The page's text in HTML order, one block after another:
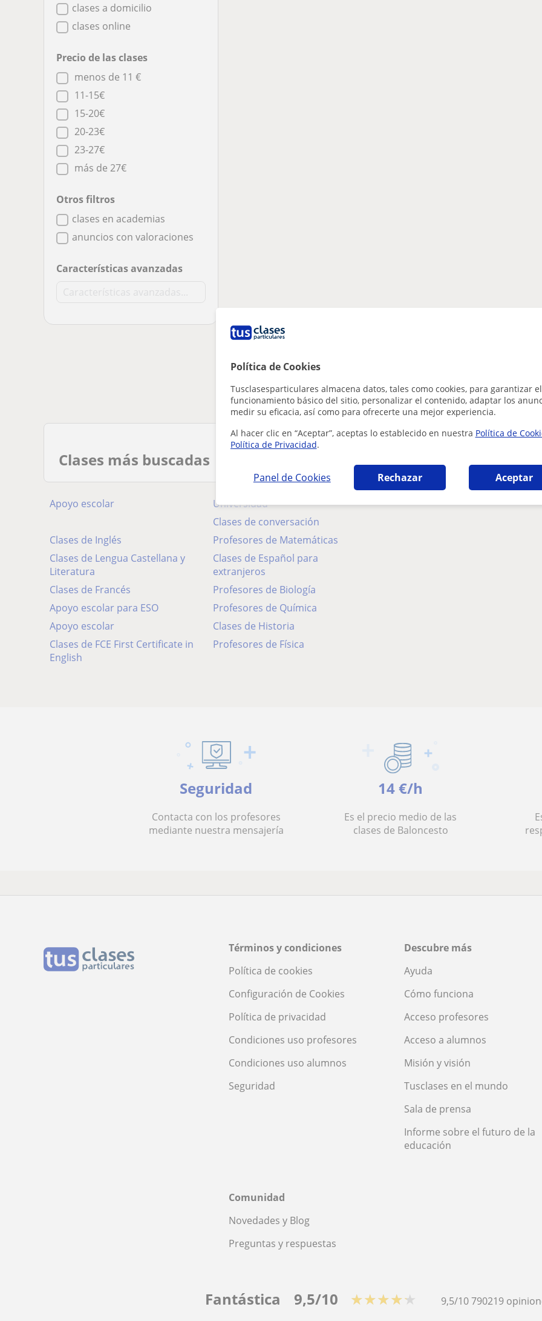
Política de Cookies
Tusclasesparticulares almacena datos, tales como cookies, para garantizar el
funcionamiento básico del sitio, personalizar el contenido, adaptar los
medir su eficacia, así como para ofrecerte una mejor experiencia.
Al hacer clic en “Aceptar”, aceptas lo establecido en nuestra Política de
Política de Privacidad.
Panel de Cookies Rechazar Aceptar
clases a domicilio
clases online
Precio de las clases
menos de 11 €
11-15€
15-20€
20-23€
23-27€
más de 27€
Otros filtros
clases en academias
anuncios con valoraciones
Características avanzadas
Clases más buscadas
Apoyo escolar
Universidad
Clases de conversación
Clases de Inglés
Profesores de Matemáticas
Clases de Lengua Castellana y
Literatura
Clases de Español para
extranjeros
Clases de Francés
Profesores de Biología
Apoyo escolar para ESO
Profesores de Química
Apoyo escolar
Clases de Historia
Clases de FCE First Certificate in
English
Profesores de Física
Seguridad
Contacta con los profesores
mediante nuestra mensajería
14 €/h
Es el precio medio de las
clases de Baloncesto
Términos y condiciones
Política de cookies
Configuración de Cookies
Política de privacidad
Condiciones uso profesores
Condiciones uso alumnos
Seguridad
Descubre más
Ayuda
Cómo funciona
Acceso profesores
Acceso a alumnos
Misión y visión
Tusclases en el mundo
Sala de prensa
Informe sobre el futuro de la
educación
Comunidad
Novedades y Blog
Preguntas y respuestas
Fantástica 9,5/10 ★★★★★ 9,5/10790219